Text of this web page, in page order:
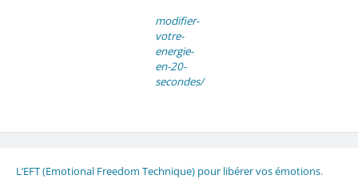
modifier-
votre-
energie-
en-20-
secondes/
L’EFT (Emotional Freedom Technique) pour libérer vos émotions.